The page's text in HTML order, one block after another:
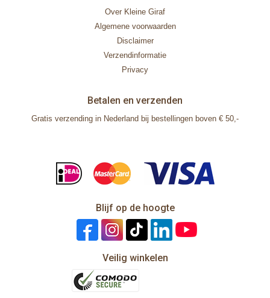
Over Kleine Giraf
Algemene voorwaarden
Disclaimer
Verzendinformatie
Privacy
Betalen en verzenden
Gratis verzending in Nederland bij bestellingen boven € 50,-
Blijf op de hoogte
Veilig winkelen